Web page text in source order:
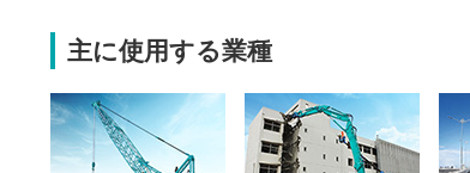
主に使用する業種